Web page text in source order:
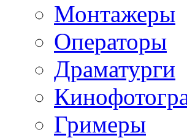
Монтажеры
Операторы
Драматурги
Гримеры